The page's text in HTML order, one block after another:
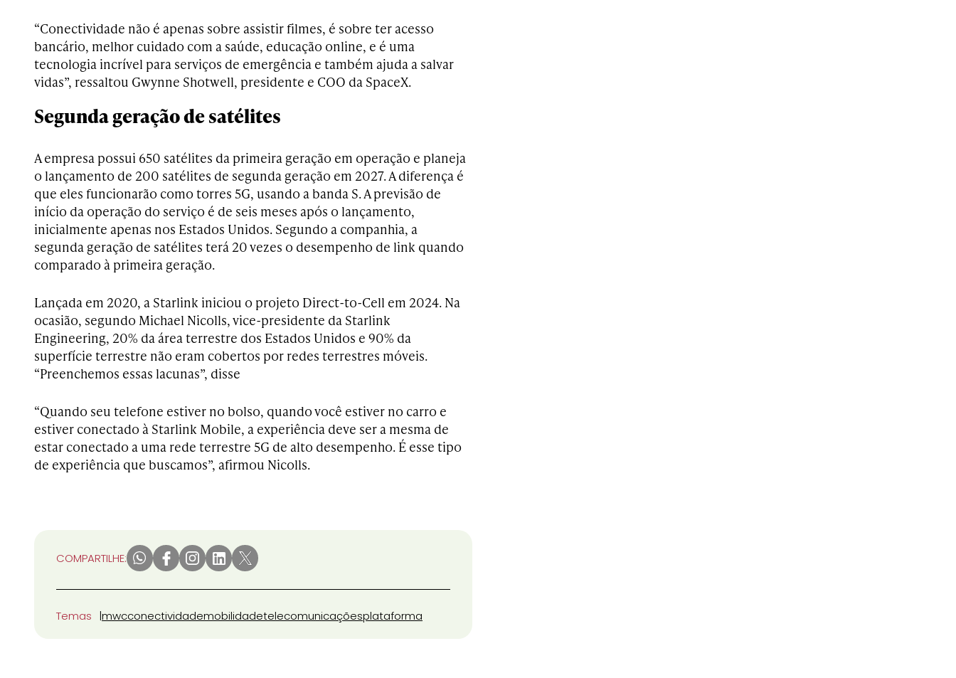
“Conectividade não é apenas sobre assistir filmes, é sobre ter acesso
bancário, melhor cuidado com a saúde, educação online, e é uma
tecnologia incrível para serviços de emergência e também ajuda a salvar
vidas”, ressaltou Gwynne Shotwell, presidente e COO da SpaceX.
Segunda geração de satélites
A empresa possui 650 satélites da primeira geração em operação e planeja
o lançamento de 200 satélites de segunda geração em 2027. A diferença é
que eles funcionarão como torres 5G, usando a banda S. A previsão de
início da operação do serviço é de seis meses após o lançamento,
inicialmente apenas nos Estados Unidos. Segundo a companhia, a
segunda geração de satélites terá 20 vezes o desempenho de link quando
comparado à primeira geração.
Lançada em 2020, a Starlink iniciou o projeto Direct-to-Cell em 2024. Na
ocasião, segundo Michael Nicolls, vice-presidente da Starlink
Engineering, 20% da área terrestre dos Estados Unidos e 90% da
superfície terrestre não eram cobertos por redes terrestres móveis.
“Preenchemos essas lacunas”, disse
“Quando seu telefone estiver no bolso, quando você estiver no carro e
estiver conectado à Starlink Mobile, a experiência deve ser a mesma de
estar conectado a uma rede terrestre 5G de alto desempenho. É esse tipo
de experiência que buscamos”, afirmou Nicolls.
COMPARTILHE:
Temas mwcconectividademobilidadetelecomunicaçõesplataforma